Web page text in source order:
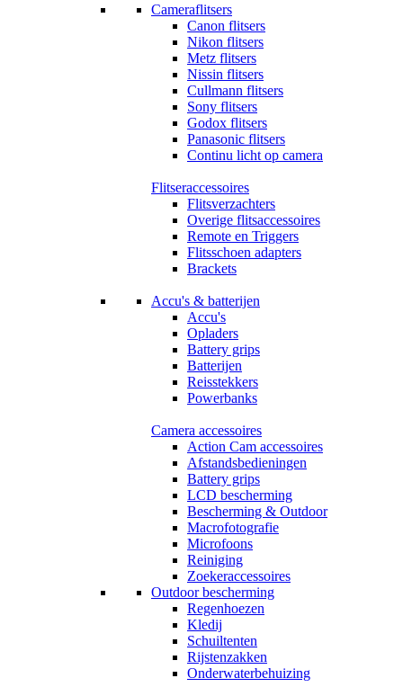
Cameraflitsers
Canon flitsers
Nikon flitsers
Metz flitsers
Nissin flitsers
Cullmann flitsers
Sony flitsers
Godox flitsers
Panasonic flitsers
Continu licht op camera
Flitseraccessoires
Flitsverzachters
Overige flitsaccessoires
Remote en Triggers
Flitsschoen adapters
Brackets
Accu's & batterijen
Accu's
Opladers
Battery grips
Batterijen
Reisstekkers
Powerbanks
Camera accessoires
Action Cam accessoires
Afstandsbedieningen
Battery grips
LCD bescherming
Bescherming & Outdoor
Macrofotografie
Microfoons
Reiniging
Zoekeraccessoires
Outdoor bescherming
Regenhoezen
Kledij
Schuiltenten
Rijstenzakken
Onderwaterbehuizing